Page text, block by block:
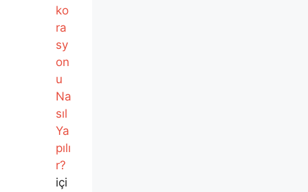
ko
ra
sy
on
u
Na
sıl
Ya
pılı
r?
içi